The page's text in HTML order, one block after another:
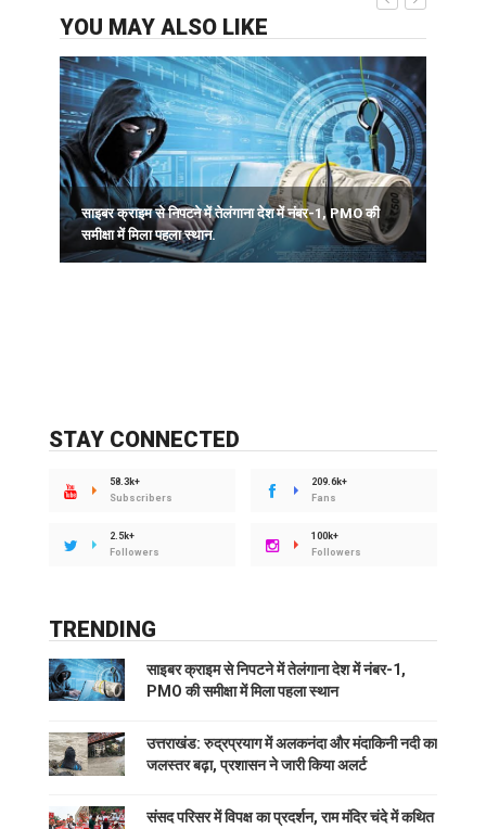
YOU MAY ALSO LIKE
साइबर क्राइम से निपटने में तेलंगाना देश में नंबर-1, PMO की
समीक्षा में मिला पहला स्थान.
STAY CONNECTED
58.3k+
Subscribers
209.6k+
Fans
2.5k+
Followers
100k+
Followers
TRENDING
साइबर क्राइम से निपटने में तेलंगाना देश में नंबर-1,
PMO की समीक्षा में मिला पहला स्थान
उत्तराखंड: रुद्रप्रयाग में अलकनंदा और मंदाकिनी नदी का
जलस्तर बढ़ा, प्रशासन ने जारी किया अलर्ट
संसद परिसर में विपक्ष का प्रदर्शन, राम मंदिर चंदे में कथित